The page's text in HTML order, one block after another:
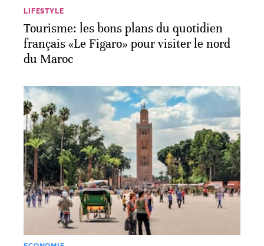
LIFESTYLE
Tourisme: les bons plans du quotidien
français «Le Figaro» pour visiter le nord
du Maroc